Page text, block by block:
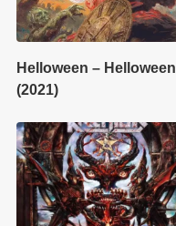
Helloween – Helloween
(2021)